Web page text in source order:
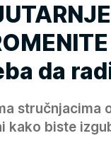
da
stručnjacima
kako biste